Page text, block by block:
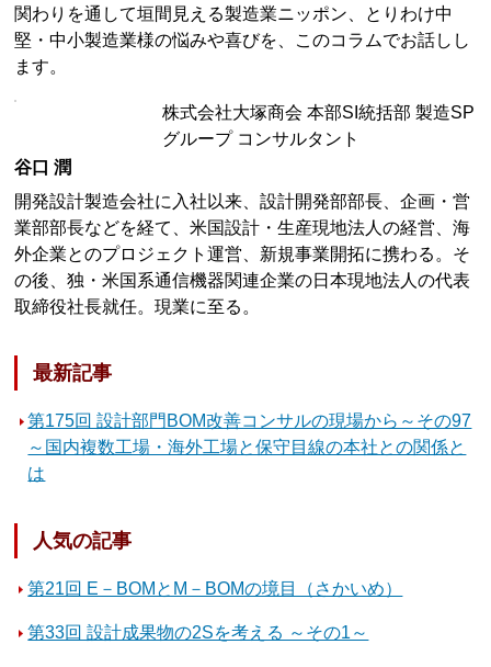
関わりを通して垣間見える製造業ニッポン、とりわけ中
堅・中小製造業様の悩みや喜びを、このコラムでお話しし
ます。
株式会社大塚商会 本部SI統括部 製造SP
グループ コンサルタント
谷口 潤
開発設計製造会社に入社以来、設計開発部部長、企画・営
業部部長などを経て、米国設計・生産現地法人の経営、海
外企業とのプロジェクト運営、新規事業開拓に携わる。そ
の後、独・米国系通信機器関連企業の日本現地法人の代表
取締役社長就任。現業に至る。
最新記事
第175回 設計部門BOM改善コンサルの現場から～その97
～国内複数工場・海外工場と保守目線の本社との関係と
は
人気の記事
第21回 E－BOMとM－BOMの境目（さかいめ）
第33回 設計成果物の2Sを考える ～その1～